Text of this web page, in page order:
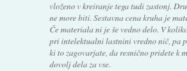
vloženo v kreiranje tega tudi zastonj.
ne more biti. Sestavna cena kruha je
Če materiala ni je še vedno delo. V
pri intelektualni lastnini vredno nič, pa
ki to zagovarjate, da resnično pridete k
dovolj dela za vse.